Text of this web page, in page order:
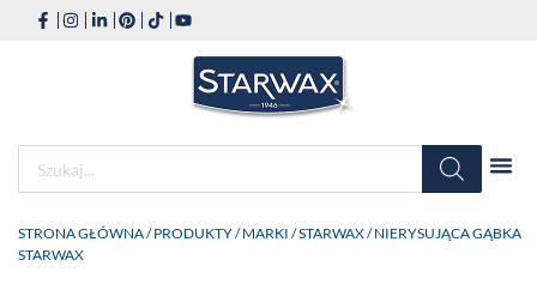
STRONA GŁÓWNA/PRODUKTY/MARKI /STARWAX/ NIERYSUJĄCA GĄBKA
STARWAX